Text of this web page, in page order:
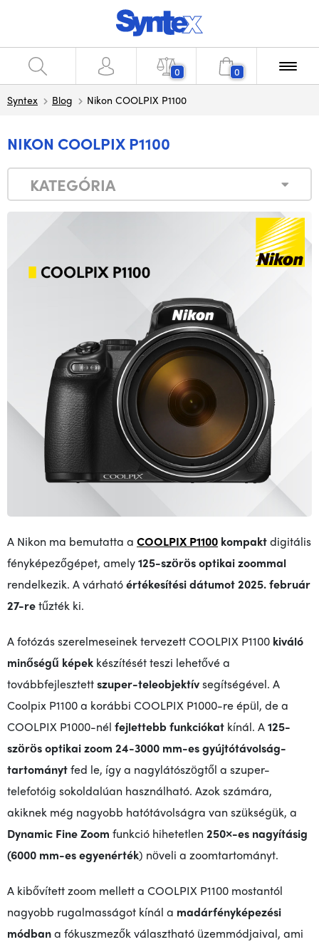
0 0
Syntex Blog Nikon COOLPIX P1100
NIKON COOLPIX P1100
KATEGÓRIA
A Nikon ma bemutatta a COOLPIX P1100 kompaktdigitális
fényképezőgépet, amely125-szörös optikai zoommal
rendelkezik. A várhatóértékesítési dátumot2025. február
27-retűzték ki.
A fotózás szerelmeseinek tervezett COOLPIX P1100 kiváló
minőségű képek készítését teszi lehetővé a
továbbfejlesztettszuper-teleobjektívsegítségével. A
Coolpix P1100 a korábbi COOLPIX P1000-re épül, de a
COOLPIX P1000-nél fejlettebb funkciókat kínál. A125-
szörös optikai zoom 24-3000 mm-es gyújtótávolság-
tartománytfed le, így a nagylátószögtől a szuper-
telefotóig sokoldalúan használható. Azok számára,
akiknek még nagyobb hatótávolságra van szükségük, a
Dynamic Fine Zoom funkció hihetetlen 250×-es nagyításig
(6000 mm-es egyenérték) növeli a zoomtartományt.
A kibővített zoom mellett a COOLPIX P1100 mostantól
nagyobb rugalmasságot kínál a madárfényképezési
módbana fókuszmezők választható üzemmódjaival, ami